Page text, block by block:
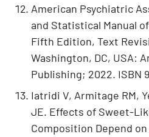
American Psychiatric
and Statistical Manual
Fifth Edition, Text
Washington, DC, USA:
Publishing; 2022. ISBN
Iatridi V, Armitage RM,
JE. Effects of Sweet-
Composition Depend